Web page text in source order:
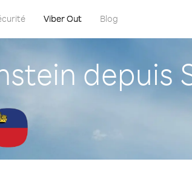
Viber Out Blog
depuis